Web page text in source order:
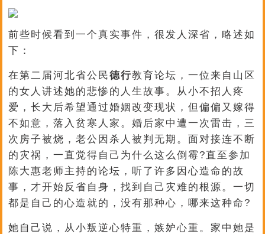
前些时候看到一个真实事件，很发人深省，略述如
下：
在第二届河北省公民德行教育论坛，一位来自山区
的女人讲述她的悲惨的人生故事。从小不招人疼
爱，长大后希望通过婚姻改变现状，但偏偏又嫁得
不如意，落入贫寒人家。婚后家中遭一次雷击，三
次房子被烧，老公因杀人被判无期。面对接连不断
的灾祸，一直觉得自己为什么这么倒霉?直至参加
陈大惠老师主持的论坛，听了许多因心造命的故
事，才开始反省自身，找到自己灾难的根源。一切
都是自己的心造就的，没有那种心，哪来这种命?
她自己说，从小叛逆心特重，嫉妒心重。家中她是